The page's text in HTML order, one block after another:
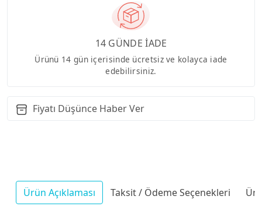
14 GÜNDE İADE
Ürünü 14 gün içerisinde ücretsiz ve kolayca iade
edebilirsiniz.
Fiyatı Düşünce Haber Ver
Ürün Açıklaması Taksit / Ödeme Seçenekleri